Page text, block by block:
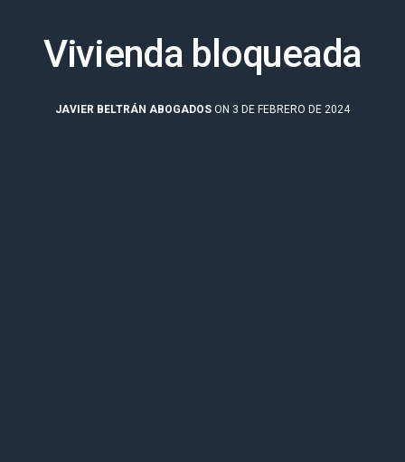
Vivienda bloqueada
JAVIER BELTRÁN ABOGADOS ON 3 DE FEBRERO DE 2024